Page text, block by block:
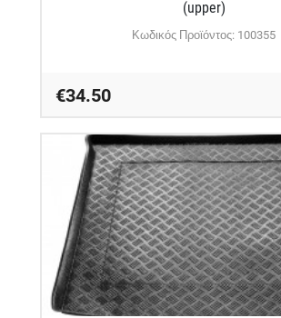
(upper)
Κωδικός Προϊόντος: 100355
€34.50